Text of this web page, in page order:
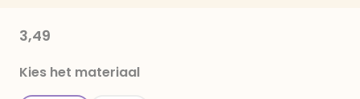
3,49
Kies het materiaal